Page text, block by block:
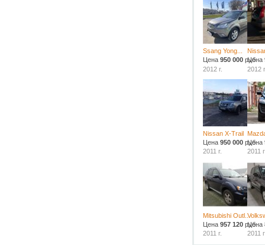
Ssang Yong...
Цена 950 000 руб.
2012 г.
Цена
2012
Nissan X-Trail
Цена 950 000 руб.
2011 г.
Цена
2011
Mitsubishi Outl...
Цена 957 120 руб.
2011 г.
Цена
2011